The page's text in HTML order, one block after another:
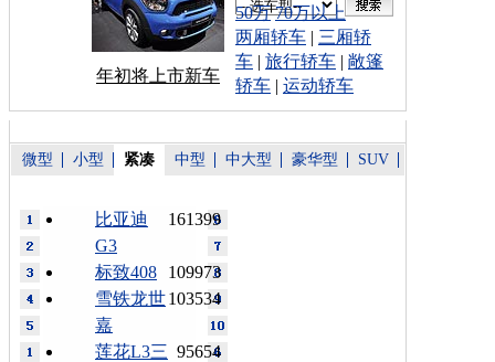
年初将上市新车
50万 70万以上
两厢轿车 | 三厢轿
车 | 旅行轿车 | 敞篷
轿车 | 运动轿车
微型 小型 紧凑 中型 中大型 豪华型 SUV
161399
比亚迪
G3
109973
标致408
103534
雪铁龙世
嘉
95654
莲花L3三